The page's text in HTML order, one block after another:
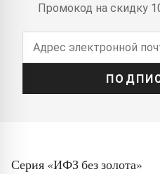
Промокод на скидку
Серия «ИФЗ без золота»